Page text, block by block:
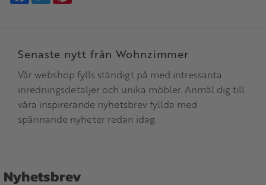
Senaste nytt från Wohnzimmer
Vår webshop fylls ständigt på med intressanta
inredningsdetaljer och unika möbler. Anmäl dig till
våra inspirerande nyhetsbrev fyllda med
spännande nyheter redan idag.
Nyhetsbrev